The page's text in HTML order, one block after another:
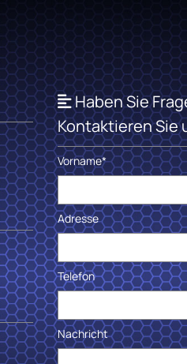
Haben Sie
Kontaktieren Sie
Vorname*
Adresse
Telefon
Nachricht